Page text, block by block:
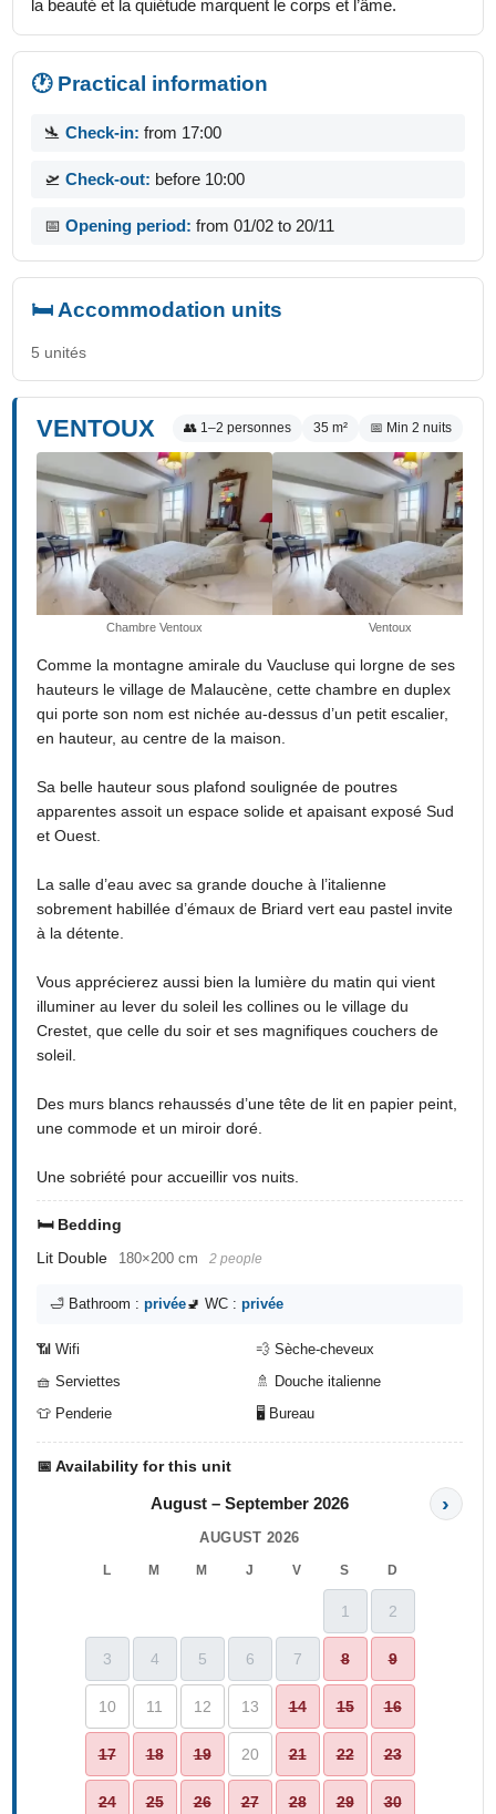
la beauté et la quiétude marquent le corps et l’âme.
🕐 Practical information
🛬Check-in: from 17:00
🛫Check-out: before 10:00
📅Opening period: from 01/02 to 20/11
🛏️ Accommodation units
5 unités
VENTOUX 👥 1–2 personnes 35 m² 📅 Min 2 nuits
Chambre Ventoux Ventoux
Comme la montagne amirale du Vaucluse qui lorgne de ses
hauteurs le village de Malaucène, cette chambre en duplex
qui porte son nom est nichée au-dessus d’un petit escalier,
en hauteur, au centre de la maison.
Sa belle hauteur sous plafond soulignée de poutres
apparentes assoit un espace solide et apaisant exposé Sud
et Ouest.
La salle d’eau avec sa grande douche à l’italienne
sobrement habillée d’émaux de Briard vert eau pastel invite
à la détente.
Vous apprécierez aussi bien la lumière du matin qui vient
illuminer au lever du soleil les collines ou le village du
Crestet, que celle du soir et ses magnifiques couchers de
soleil.
Des murs blancs rehaussés d’une tête de lit en papier peint,
une commode et un miroir doré.
Une sobriété pour accueillir vos nuits.
🛏️ Bedding
Lit Double
180×200 cm 2 people
🛁 Bathroom :privée🚽 WC :privée
📶 Wifi
💨 Sèche-cheveux
🧺 Serviettes
🚿 Douche italienne
👕 Penderie
🖥️ Bureau
📅 Availability for this unit
August – September 2026 ›
AUGUST 2026
L M M J V S D
1 2
3 4 5 6 7 8 9
10 11 12 13 14 15 16
17 18 19 20 21 22 23
24 25 26 27 28 29 30